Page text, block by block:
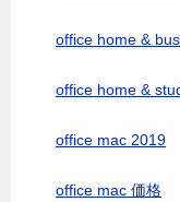
office home &
office home &
office mac 2019
office mac 価格